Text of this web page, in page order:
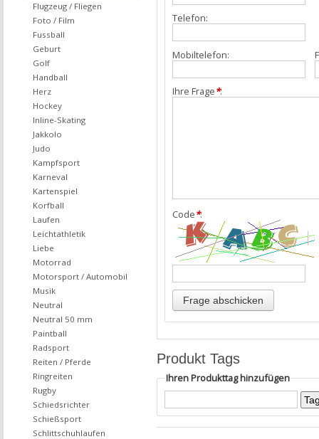
Telefon:
Mobiltelefon:
Ihre Frage*:
Code*:
Produkt Tags
Ihren Produkttag hinzufügen
Flugzeug / Fliegen
Foto / Film
Fussball
Geburt
Golf
Handball
Herz
Hockey
Inline-Skating
Jakkolo
Judo
Kampfsport
Karneval
Kartenspiel
Korfball
Laufen
Leichtathletik
Liebe
Motorrad
Motorsport / Automobil
Musik
Neutral
Neutral 50 mm
Paintball
Radsport
Reiten / Pferde
Ringreiten
Rugby
Schiedsrichter
Schießsport
Schlittschuhlaufen